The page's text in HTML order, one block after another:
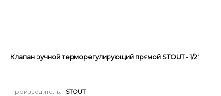
Клапан ручной терморегулирующий прямой STOUT - 1/2'
Производитель:
STOUT